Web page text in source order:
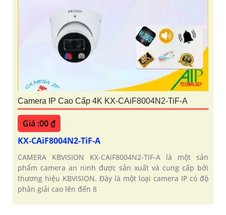
Camera IP Cao Cấp 4K KX-CAiF8004N2-TiF-A
Giá :00 ₫
KX-CAiF8004N2-TiF-A
CAMERA KBVISION KX-CAiF8004N2-TiF-A là một sản
phẩm camera an ninh được sản xuất và cung cấp bởi
thương hiệu KBVISION. Đây là một loại camera IP có độ
phân giải cao lên đến 8